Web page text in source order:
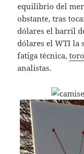
equilibrio del
obstante, tras
dólares el barril
dólares el WTI la
fatiga técnica,
analistas.